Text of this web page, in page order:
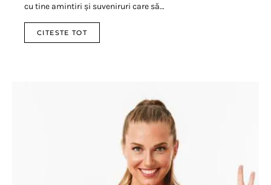
cu tine amintiri și suveniruri care să…
CITESTE TOT